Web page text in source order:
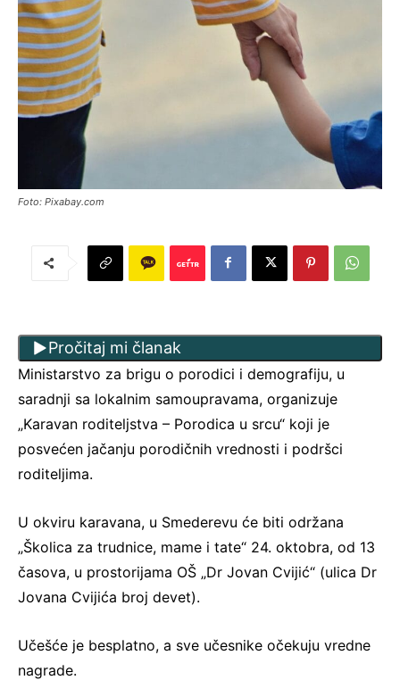
Foto: Pixabay.com
Pročitaj mi članak
Ministarstvo za brigu o porodici i demografiju, u
saradnji sa lokalnim samoupravama, organizuje
„Karavan roditeljstva – Porodica u srcu“ koji je
posvećen jačanju porodičnih vrednosti i podršci
roditeljima.
U okviru karavana, u Smederevu će biti održana
„Školica za trudnice, mame i tate“ 24. oktobra, od 13
časova, u prostorijama OŠ „Dr Jovan Cvijić“ (ulica Dr
Jovana Cvijića broj devet).
Učešće je besplatno, a sve učesnike očekuju vredne
nagrade.